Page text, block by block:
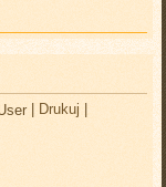
| Drukuj